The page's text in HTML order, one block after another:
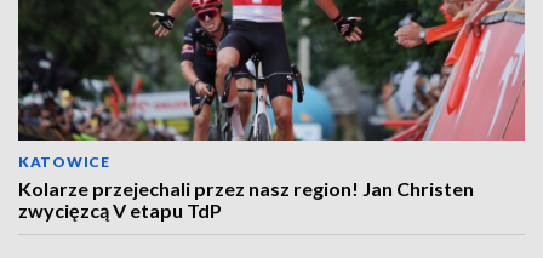
KATOWICE
Kolarze przejechali przez nasz region! Jan Christen
zwycięzcą V etapu TdP